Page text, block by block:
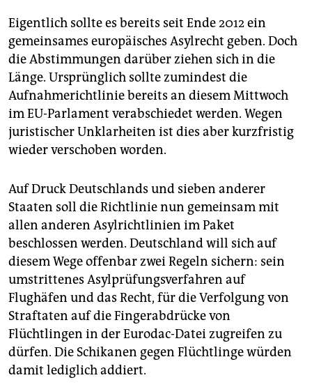
Eigentlich sollte es bereits seit Ende 2012 ein
gemeinsames europäisches Asylrecht geben. Doch
die Abstimmungen darüber ziehen sich in die
Länge. Ursprünglich sollte zumindest die
Aufnahmerichtlinie bereits an diesem Mittwoch
im EU-Parlament verabschiedet werden. Wegen
juristischer Unklarheiten ist dies aber kurzfristig
wieder verschoben worden.
Auf Druck Deutschlands und sieben anderer
Staaten soll die Richtlinie nun gemeinsam mit
allen anderen Asylrichtlinien im Paket
beschlossen werden. Deutschland will sich auf
diesem Wege offenbar zwei Regeln sichern: sein
umstrittenes Asylprüfungsverfahren auf
Flughäfen und das Recht, für die Verfolgung von
Straftaten auf die Fingerabdrücke von
Flüchtlingen in der Eurodac-Datei zugreifen zu
dürfen. Die Schikanen gegen Flüchtlinge würden
damit lediglich addiert.